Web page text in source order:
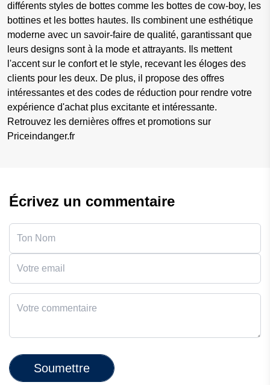
différents styles de bottes comme les bottes de cow-boy, les
bottines et les bottes hautes. Ils combinent une esthétique
moderne avec un savoir-faire de qualité, garantissant que
leurs designs sont à la mode et attrayants. Ils mettent
l'accent sur le confort et le style, recevant les éloges des
clients pour les deux. De plus, il propose des offres
intéressantes et des codes de réduction pour rendre votre
expérience d'achat plus excitante et intéressante.
Retrouvez les dernières offres et promotions sur
Priceindanger.fr
Écrivez un commentaire
Soumettre